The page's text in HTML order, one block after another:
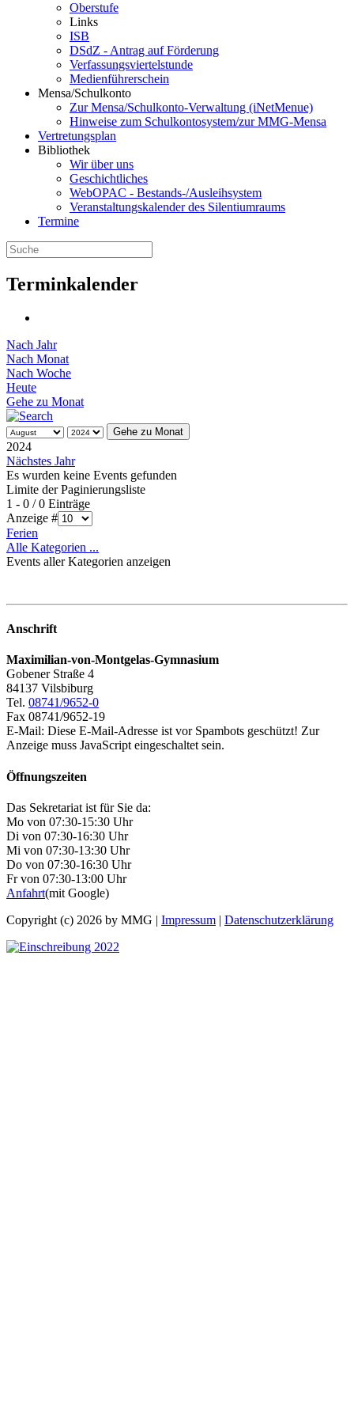
Oberstufe
Links
ISB
DSdZ - Antrag auf Förderung
Verfassungsviertelstunde
Medienführerschein
Mensa/Schulkonto
Zur Mensa/Schulkonto-Verwaltung (iNetMenue)
Hinweise zum Schulkontosystem/zur MMG-Mensa
Vertretungsplan
Bibliothek
Wir über uns
Geschichtliches
WebOPAC - Bestands-/Ausleihsystem
Veranstaltungskalender des Silentiumraums
Termine
Terminkalender
Nach Jahr
Nach Monat
Nach Woche
Heute
Gehe zu Monat
Gehe zu Monat
2024
Nächstes Jahr
Es wurden keine Events gefunden
Limite der Paginierungsliste
1 - 0 / 0 Einträge
Anzeige #
Ferien
Alle Kategorien ...
Events aller Kategorien anzeigen
Anschrift
Maximilian-von-Montgelas-Gymnasium
Gobener Straße 4
84137 Vilsbiburg
Tel. 08741/9652-0
Fax 08741/9652-19
E-Mail: Diese E-Mail-Adresse ist vor Spambots geschützt! Zur
Anzeige muss JavaScript eingeschaltet sein.
Öffnungszeiten
Das Sekretariat ist für Sie da:
Mo von 07:30-15:30 Uhr
Di von 07:30-16:30 Uhr
Mi von 07:30-13:30 Uhr
Do von 07:30-16:30 Uhr
Fr von 07:30-13:00 Uhr
Anfahrt(mit Google)
Copyright (c) 2026 by MMG | Impressum | Datenschutzerklärung